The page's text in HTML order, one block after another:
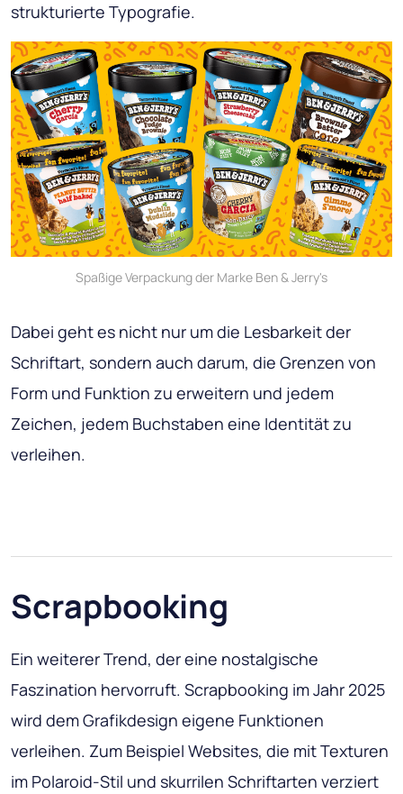
strukturierte Typografie.
Spaßige Verpackung der Marke Ben & Jerry's
Dabei geht es nicht nur um die Lesbarkeit der
Schriftart, sondern auch darum, die Grenzen von
Form und Funktion zu erweitern und jedem
Zeichen, jedem Buchstaben eine Identität zu
verleihen.
Scrapbooking
Ein weiterer Trend, der eine nostalgische
Faszination hervorruft. Scrapbooking im Jahr 2025
wird dem Grafikdesign eigene Funktionen
verleihen. Zum Beispiel Websites, die mit Texturen
im Polaroid-Stil und skurrilen Schriftarten verziert